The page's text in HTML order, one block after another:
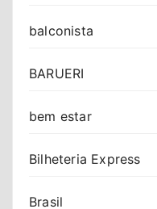
balconista
BARUERI
bem estar
Bilheteria Express
Brasil